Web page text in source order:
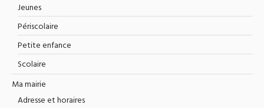
Jeunes
Périscolaire
Petite enfance
Scolaire
Ma mairie
Adresse et horaires